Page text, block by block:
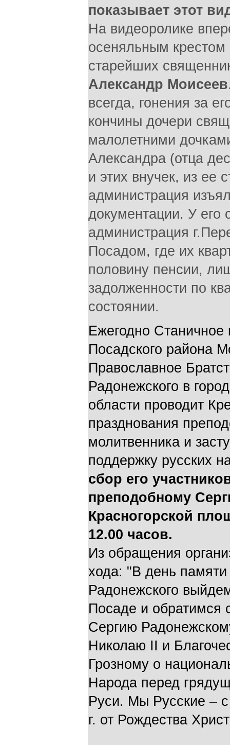
показывает этот
На видеоролике
осеняльным
старейших
Александр Моисеев
всегда, гонения за
кончины дочери
малолетними
Александра (отца
и этих внучек, из ее
администрация
документации. У его
администрация
Посадом, где их
половину пенсии,
задолженности по
состоянии.
Ежегодно Станичное
Посадского района
Православное
Радонежского в
области проводит
празднования
молитвенника и
поддержку русских
сбор его
преподобному
Красногорской
12.00 часов.
Из обращения
хода: "В день памяти
Радонежского
Посаде и обратимся
Сергию
Николаю II и
Грозному о
Народа перед
Руси. Мы Русские –
г. от Рождества